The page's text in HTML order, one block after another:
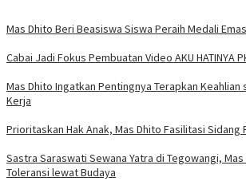
Mas Dhito Beri Beasiswa Siswa Peraih Medali
Cabai Jadi Fokus Pembuatan Video AKU HATINYA
Mas Dhito Ingatkan Pentingnya Terapkan Keahlian
Kerja
Prioritaskan Hak Anak, Mas Dhito Fasilitasi Sidang
Sastra Saraswati Sewana Yatra di Tegowangi,
Toleransi lewat Budaya